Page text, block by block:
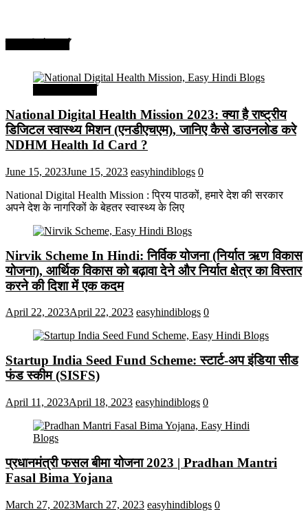
National Digital Health Mission 2023: क्या है राष्ट्रीय
डिजिटल स्वास्थ्य मिशन (एनडीएचएम), जानिए कैसे डाउनलोड करे
NDHM Health Id Card ?
June 15, 2023June 15, 2023 easyhindiblogs 0
National Digital Health Mission : प्रिय पाठकों, हमारे देश की सरकार
अपने देश के नागरिकों के बेहतर स्वास्थ्य के लिए
Nirvik Scheme In Hindi: निर्विक योजना (निर्यात ऋण विकास
योजना), आर्थिक विकास को बढ़ावा देने और निर्यात क्षेत्र का विस्तार
करने की दिशा में एक कदम
April 22, 2023April 22, 2023 easyhindiblogs 0
Startup India Seed Fund Scheme: स्टार्ट-अप इंडिया सीड
फंड स्कीम (SISFS)
April 11, 2023April 18, 2023 easyhindiblogs 0
प्रधानमंत्री फसल बीमा योजना 2023 | Pradhan Mantri
Fasal Bima Yojana
March 27, 2023March 27, 2023 easyhindiblogs 0